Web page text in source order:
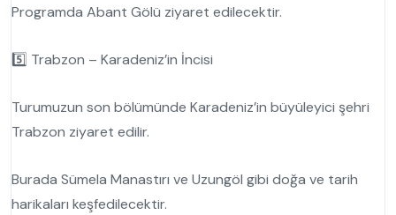
Programda Abant Gölü ziyaret edilecektir.
5️⃣ Trabzon – Karadeniz’in İncisi
Turumuzun son bölümünde Karadeniz’in büyüleyici şehri
Trabzon ziyaret edilir.
Burada Sümela Manastırı ve Uzungöl gibi doğa ve tarih
harikaları keşfedilecektir.